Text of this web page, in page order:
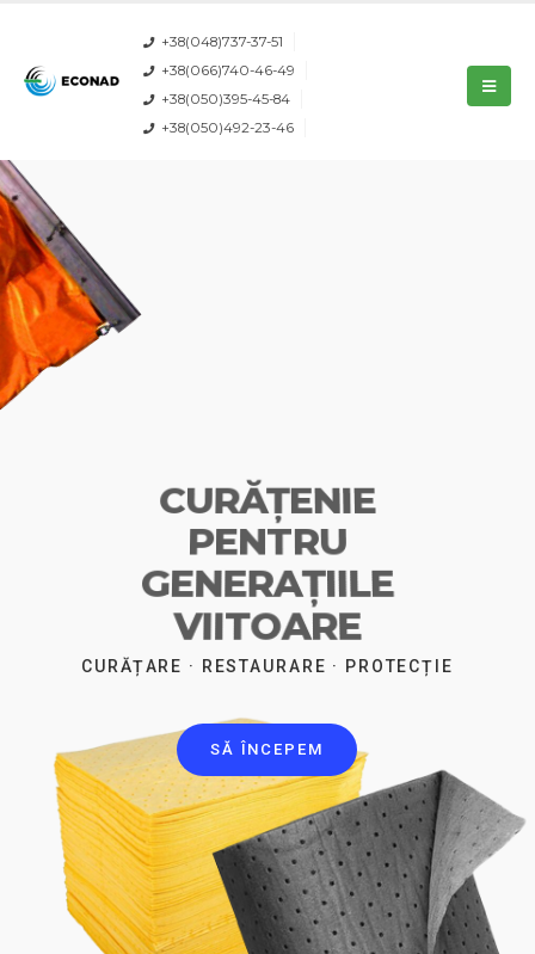
+38(048)737-37-51
+38(066)740-46-49
+38(050)395-45-84
+38(050)492-23-46
CURĂȚARE · RESTAURARE · PROTECȚIE
SĂ ÎNCEPEM
PROTEJAȚI NATURA
ÎMPREUNĂ CU NOI